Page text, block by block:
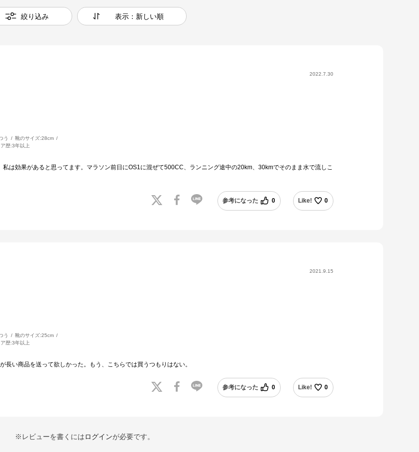
絞り込み 表示：新しい順
2022.7.30
う 靴のサイズ:28cm
歴:3年以上
は効果があると思ってます。マラソン前日にOS1に混ぜて500CC、ランニング途中の20km、30kmでそのまま水で流しこ
参考になった 0 Like! 0
2021.9.15
う 靴のサイズ:25cm
歴:3年以上
い商品を送って欲しかった。もう、こちらでは買うつもりはない。
参考になった 0 Like! 0
※レビューを書くにはログインが必要です。